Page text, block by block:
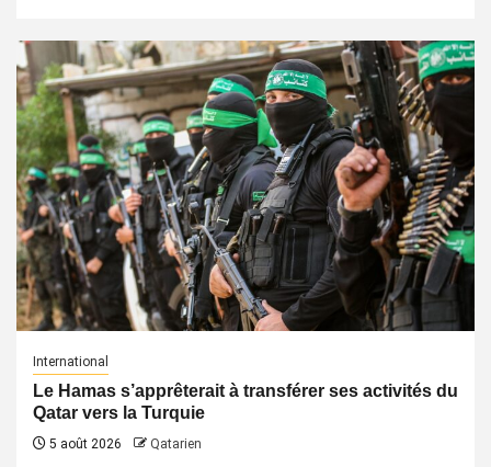
International
Le Hamas s’apprêterait à transférer ses activités du
Qatar vers la Turquie
5 août 2026 Qatarien